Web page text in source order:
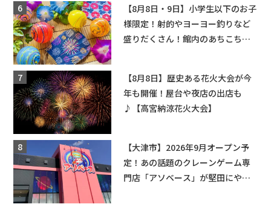
【8月8日・9日】小学生以下のお子
様限定！射的やヨーヨー釣りなど
盛りだくさん！館内のあちこちに
【8月8日】歴史ある花火大会が今
年も開催！屋台や夜店の出店も
♪【高宮納涼花火大会】
【大津市】2026年9月オープン予
定！あの話題のクレーンゲーム専
門店「アソベース」が堅田にやっ